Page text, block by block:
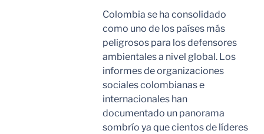
Colombia se ha consolidado
como uno de los países más
peligrosos para los defensores
ambientales a nivel global. Los
informes de organizaciones
sociales colombianas e
internacionales han
documentado un panorama
sombrío ya que cientos de líderes